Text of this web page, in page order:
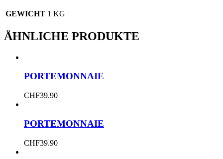
GEWICHT 1 KG
ÄHNLICHE PRODUKTE
PORTEMONNAIE
CHF39.90
PORTEMONNAIE
CHF39.90